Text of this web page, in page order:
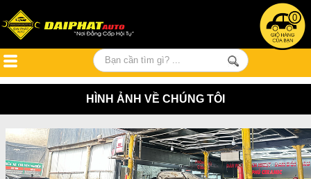
0
HÌNH ẢNH VỀ CHÚNG TÔI